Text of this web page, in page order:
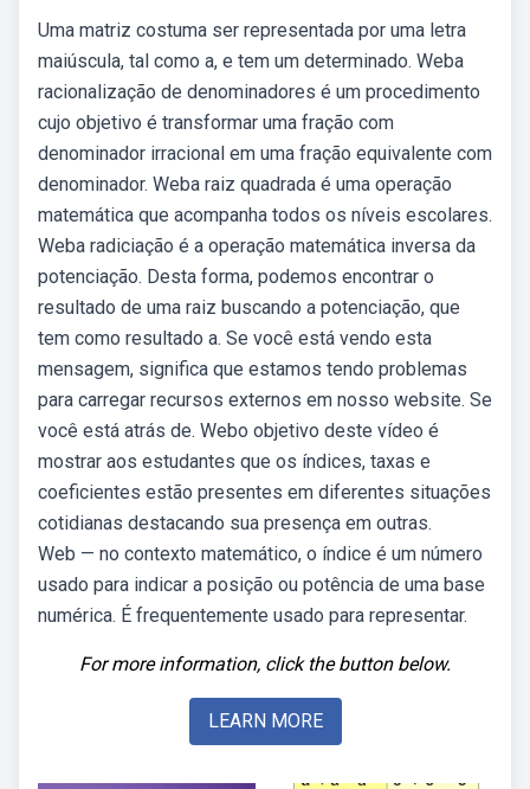
Uma matriz costuma ser representada por uma letra
maiúscula, tal como a, e tem um determinado. Weba
racionalização de denominadores é um procedimento
cujo objetivo é transformar uma fração com
denominador irracional em uma fração equivalente com
denominador. Weba raiz quadrada é uma operação
matemática que acompanha todos os níveis escolares.
Weba radiciação é a operação matemática inversa da
potenciação. Desta forma, podemos encontrar o
resultado de uma raiz buscando a potenciação, que
tem como resultado a. Se você está vendo esta
mensagem, significa que estamos tendo problemas
para carregar recursos externos em nosso website. Se
você está atrás de. Webo objetivo deste vídeo é
mostrar aos estudantes que os índices, taxas e
coeficientes estão presentes em diferentes situações
cotidianas destacando sua presença em outras.
Web — no contexto matemático, o índice é um número
usado para indicar a posição ou potência de uma base
numérica. É frequentemente usado para representar.
For more information, click the button below.
LEARN MORE